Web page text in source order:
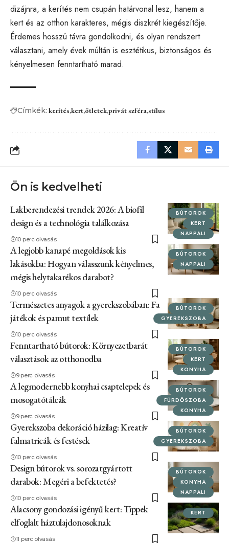
dizájnra, a kerítés nem csupán határvonal lesz, hanem a
kert és az otthon karakteres, mégis diszkrét kiegészítője.
Érdemes hosszú távra gondolkodni, és olyan rendszert
választani, amely évek múltán is esztétikus, biztonságos és
kényelmesen fenntartható marad.
Címkék: kerítés kert ötletekprivát szférastílus
Ön is kedvelheti
BÚTOROK
KERT
NAPPALI
Lakberendezési trendek 2026: A biofil
design és a technológia találkozása
10 perc olvasás
BÚTOROK
NAPPALI
A legjobb kanapé megoldások kis
lakásokba: Hogyan válasszunk kényelmes,
mégis helytakarékos darabot?
10 perc olvasás
BÚTOROK
GYEREKSZOBA
Természetes anyagok a gyerekszobában: Fa
játékok és pamut textílek
10 perc olvasás
BÚTOROK
KERT
KONYHA
Fenntartható bútorok: Környezetbarát
választások az otthonodba
9 perc olvasás
BÚTOROK
FÜRDŐSZOBA
KONYHA
A legmodernebb konyhai csaptelepek és
mosogatótálcák
9 perc olvasás
BÚTOROK
GYEREKSZOBA
Gyerekszoba dekoráció házilag: Kreatív
falmatricák és festések
10 perc olvasás
BÚTOROK
KONYHA
NAPPALI
Design bútorok vs. sorozatgyártott
darabok: Megéri a befektetés?
10 perc olvasás
KERT
Alacsony gondozási igényű kert: Tippek
elfoglalt háztulajdonosoknak
11 perc olvasás